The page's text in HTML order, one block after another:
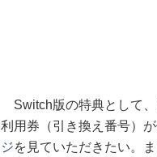
Switch版の特典として
利用券（引き換え番号）
ジを見ていただきたい。